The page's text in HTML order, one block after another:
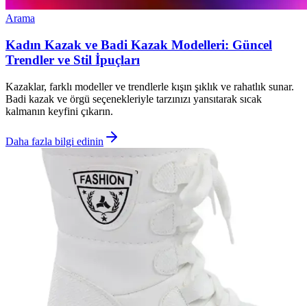
Arama
Kadın Kazak ve Badi Kazak Modelleri: Güncel
Trendler ve Stil İpuçları
Kazaklar, farklı modeller ve trendlerle kışın şıklık ve rahatlık sunar.
Badi kazak ve örgü seçenekleriyle tarzınızı yansıtarak sıcak
kalmanın keyfini çıkarın.
Daha fazla bilgi edinin